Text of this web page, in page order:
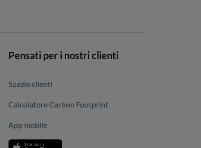
Pensati per i nostri clienti
Spazio clienti
Calcolatore Carbon Footprint
App mobile